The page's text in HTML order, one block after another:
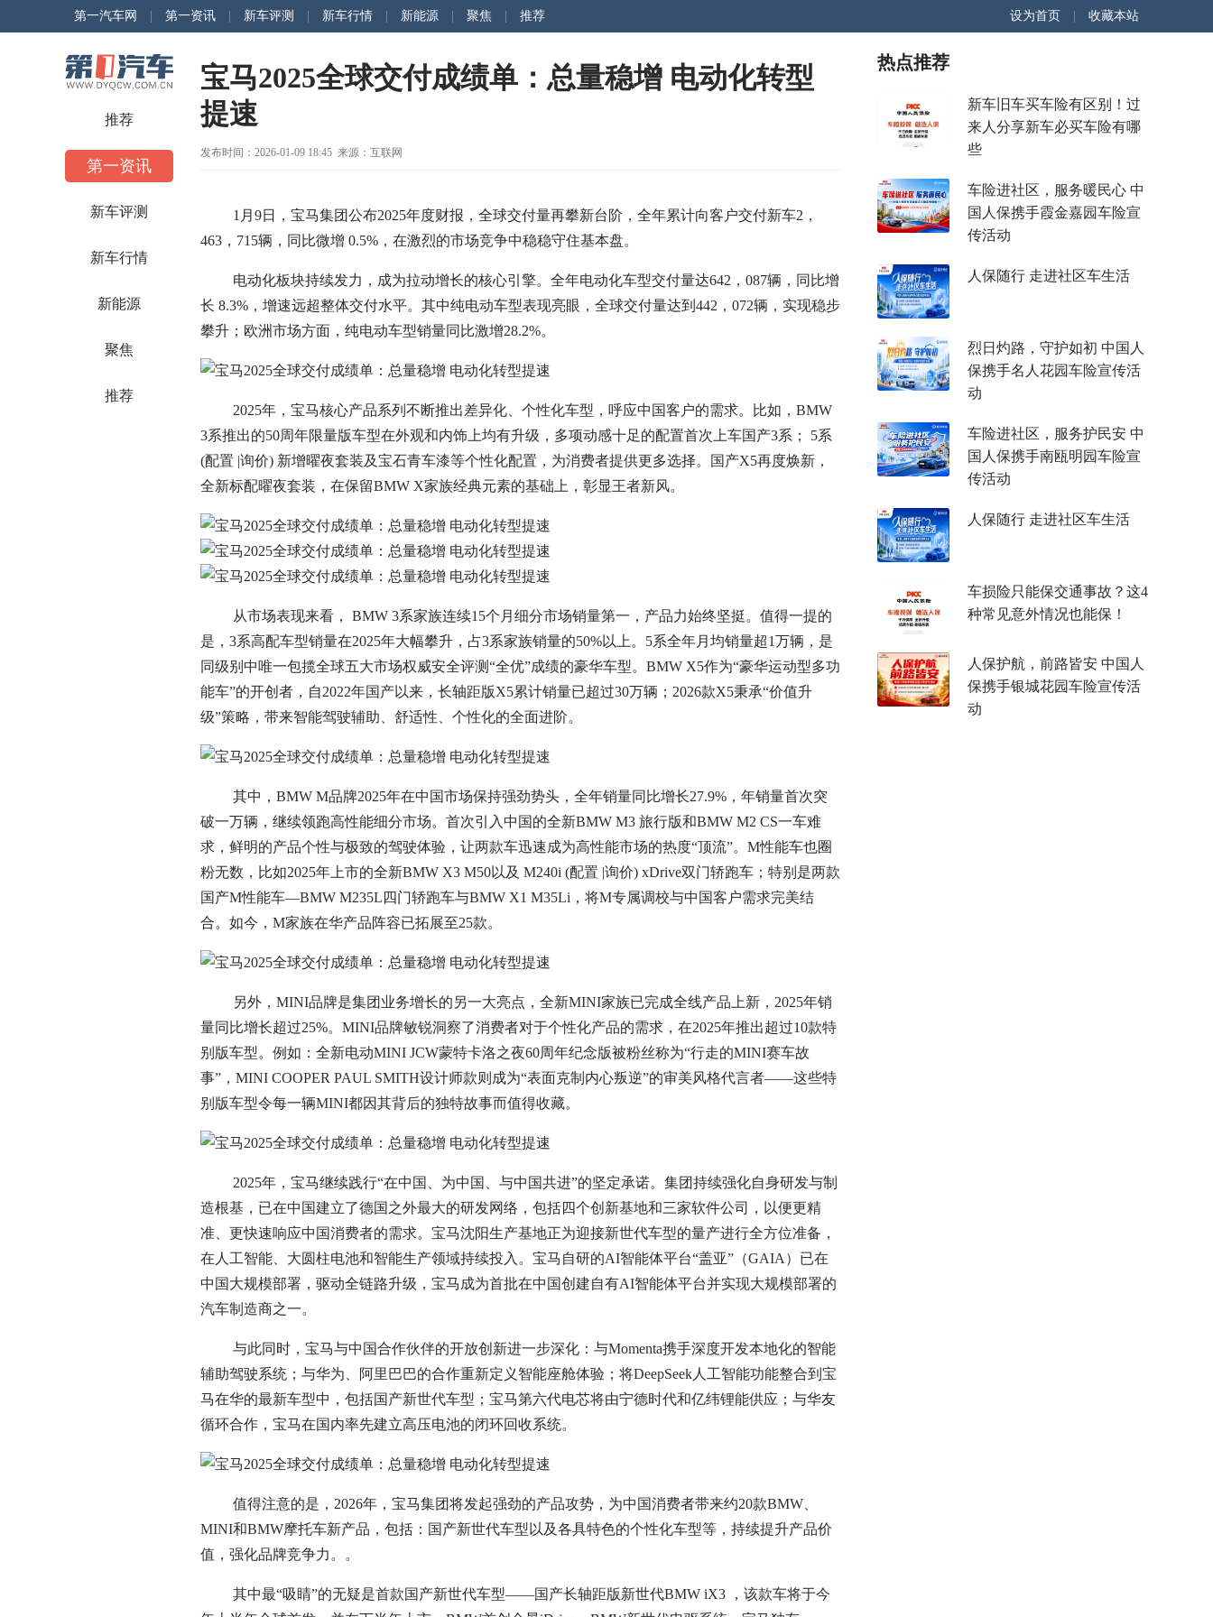
第一汽车网 第一资讯 新车评测 新车行情 新能源 聚焦 推荐 设为首页 收藏本站
推荐
第一资讯
新车评测
新车行情
新能源
聚焦
推荐
宝马2025全球交付成绩单：总量稳增 电动化转型
提速
发布时间：2026-01-09 18:45 来源：互联网
1月9日，宝马集团公布2025年度财报，全球交付量再攀新台阶，全年累计向客户交付新车2，
463，715辆，同比微增 0.5%，在激烈的市场竞争中稳稳守住基本盘。
电动化板块持续发力，成为拉动增长的核心引擎。全年电动化车型交付量达642，087辆，同比增
长 8.3%，增速远超整体交付水平。其中纯电动车型表现亮眼，全球交付量达到442，072辆，实现稳步
攀升；欧洲市场方面，纯电动车型销量同比激增28.2%。
2025年，宝马核心产品系列不断推出差异化、个性化车型，呼应中国客户的需求。比如，BMW
3系推出的50周年限量版车型在外观和内饰上均有升级，多项动感十足的配置首次上车国产3系； 5系
(配置 |询价) 新增曜夜套装及宝石青车漆等个性化配置，为消费者提供更多选择。国产X5再度焕新，
全新标配曜夜套装，在保留BMW X家族经典元素的基础上，彰显王者新风。
从市场表现来看， BMW 3系家族连续15个月细分市场销量第一，产品力始终坚挺。值得一提的
是，3系高配车型销量在2025年大幅攀升，占3系家族销量的50%以上。5系全年月均销量超1万辆，是
同级别中唯一包揽全球五大市场权威安全评测“全优”成绩的豪华车型。BMW X5作为“豪华运动型多功
能车”的开创者，自2022年国产以来，长轴距版X5累计销量已超过30万辆；2026款X5秉承“价值升
级”策略，带来智能驾驶辅助、舒适性、个性化的全面进阶。
其中，BMW M品牌2025年在中国市场保持强劲势头，全年销量同比增长27.9%，年销量首次突
破一万辆，继续领跑高性能细分市场。首次引入中国的全新BMW M3 旅行版和BMW M2 CS一车难
求，鲜明的产品个性与极致的驾驶体验，让两款车迅速成为高性能市场的热度“顶流”。M性能车也圈
粉无数，比如2025年上市的全新BMW X3 M50以及 M240i (配置 |询价) xDrive双门轿跑车；特别是两款
国产M性能车—BMW M235L四门轿跑车与BMW X1 M35Li，将M专属调校与中国客户需求完美结
合。如今，M家族在华产品阵容已拓展至25款。
另外，MINI品牌是集团业务增长的另一大亮点，全新MINI家族已完成全线产品上新，2025年销
量同比增长超过25%。MINI品牌敏锐洞察了消费者对于个性化产品的需求，在2025年推出超过10款特
别版车型。例如：全新电动MINI JCW蒙特卡洛之夜60周年纪念版被粉丝称为“行走的MINI赛车故
事”，MINI COOPER PAUL SMITH设计师款则成为“表面克制内心叛逆”的审美风格代言者——这些特
别版车型令每一辆MINI都因其背后的独特故事而值得收藏。
2025年，宝马继续践行“在中国、为中国、与中国共进”的坚定承诺。集团持续强化自身研发与制
造根基，已在中国建立了德国之外最大的研发网络，包括四个创新基地和三家软件公司，以便更精
准、更快速响应中国消费者的需求。宝马沈阳生产基地正为迎接新世代车型的量产进行全方位准备，
在人工智能、大圆柱电池和智能生产领域持续投入。宝马自研的AI智能体平台“盖亚”（GAIA）已在
中国大规模部署，驱动全链路升级，宝马成为首批在中国创建自有AI智能体平台并实现大规模部署的
汽车制造商之一。
与此同时，宝马与中国合作伙伴的开放创新进一步深化：与Momenta携手深度开发本地化的智能
辅助驾驶系统；与华为、阿里巴巴的合作重新定义智能座舱体验；将DeepSeek人工智能功能整合到宝
马在华的最新车型中，包括国产新世代车型；宝马第六代电芯将由宁德时代和亿纬锂能供应；与华友
循环合作，宝马在国内率先建立高压电池的闭环回收系统。
值得注意的是，2026年，宝马集团将发起强劲的产品攻势，为中国消费者带来约20款BMW、
MINI和BMW摩托车新产品，包括：国产新世代车型以及各具特色的个性化车型等，持续提升产品价
值，强化品牌竞争力。。
其中最“吸睛”的无疑是首款国产新世代车型——国产长轴距版新世代BMW iX3 ，该款车将于今
热点推荐
新车旧车买车险有区别！过
来人分享新车必买车险有哪
些
车险进社区，服务暖民心 中
国人保携手霞金嘉园车险宣
传活动
人保随行 走进社区车生活
烈日灼路，守护如初 中国人
保携手名人花园车险宣传活
动
车险进社区，服务护民安 中
国人保携手南瓯明园车险宣
传活动
人保随行 走进社区车生活
车损险只能保交通事故？这4
种常见意外情况也能保！
人保护航，前路皆安 中国人
保携手银城花园车险宣传活
动